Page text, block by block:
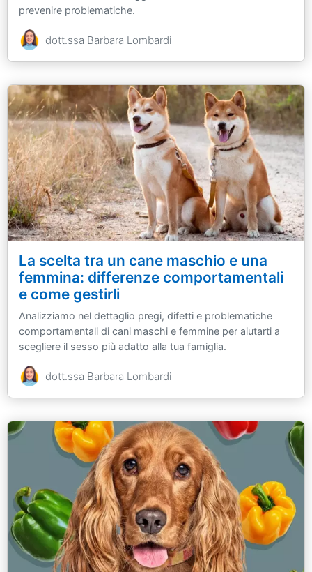
prevenire problematiche.
dott.ssa Barbara Lombardi
La scelta tra un cane maschio e una
femmina: differenze comportamentali
e come gestirli
Analizziamo nel dettaglio pregi, difetti e problematiche
comportamentali di cani maschi e femmine per aiutarti a
scegliere il sesso più adatto alla tua famiglia.
dott.ssa Barbara Lombardi